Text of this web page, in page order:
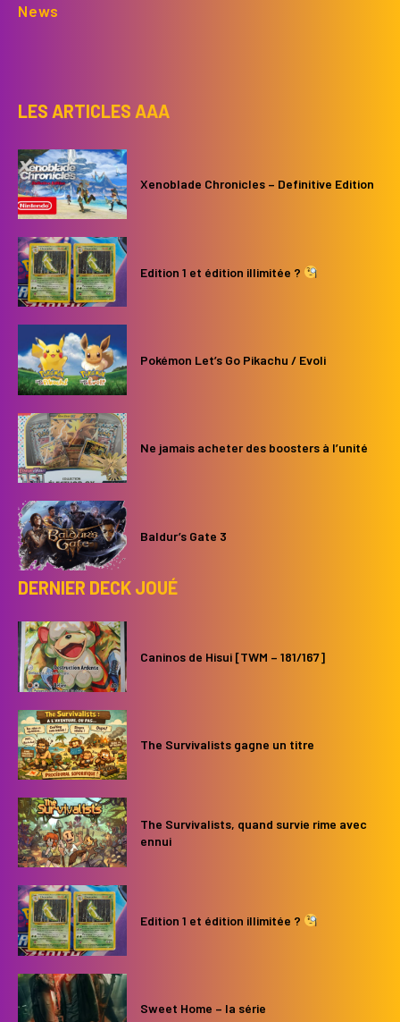
News
LES ARTICLES AAA
Xenoblade Chronicles – Definitive Edition
Edition 1 et édition illimitée ?
Pokémon Let’s Go Pikachu / Evoli
Ne jamais acheter des boosters à l’unité
Baldur’s Gate 3
DERNIER DECK JOUÉ
Caninos de Hisui [TWM – 181/167]
The Survivalists gagne un titre
The Survivalists, quand survie rime avec
ennui
Edition 1 et édition illimitée ?
Sweet Home – la série